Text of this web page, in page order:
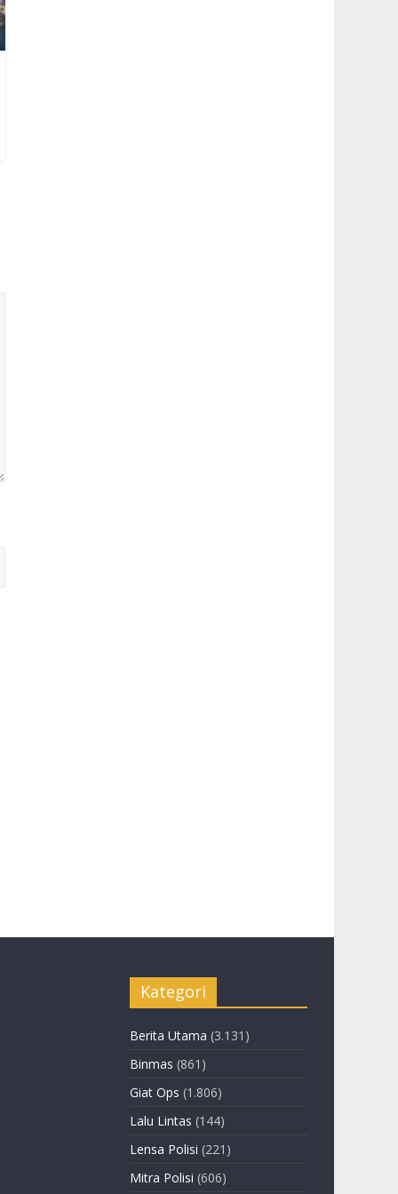
Kategori
Berita Utama (3.131)
Binmas (861)
Giat Ops (1.806)
Lalu Lintas (144)
Lensa Polisi (221)
Mitra Polisi (606)